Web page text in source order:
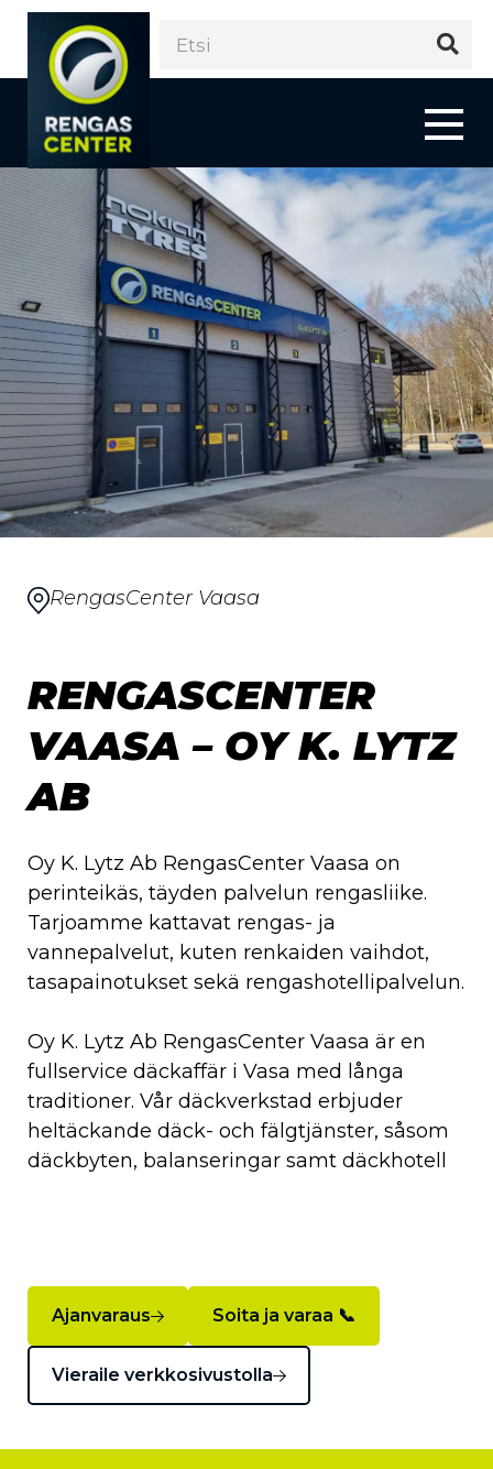
RengasCenter Vaasa
RENGASCENTER
VAASA – OY K. LYTZ
AB
Oy K. Lytz Ab RengasCenter Vaasa on
perinteikäs, täyden palvelun rengasliike.
Tarjoamme kattavat rengas- ja
vannepalvelut, kuten renkaiden vaihdot,
tasapainotukset sekä rengashotellipalvelun.
Oy K. Lytz Ab RengasCenter Vaasa är en
fullservice däckaffär i Vasa med långa
traditioner. Vår däckverkstad erbjuder
heltäckande däck- och fälgtjänster, såsom
däckbyten, balanseringar samt däckhotell
Ajanvaraus Soita ja varaa 📞
Vieraile verkkosivustolla